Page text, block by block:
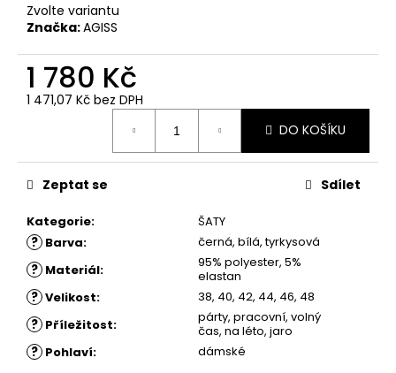
Zvolte variantu
Značka:AGISS
1 780 Kč
1 471,07 Kč bez DPH
DO KOŠÍKU
Kategorie: ŠATY
? Barva: černá, bílá, tyrkysová
? Materiál:
95% polyester, 5%
elastan
? Velikost: 38, 40, 42, 44, 46, 48
? Příležitost:
párty, pracovní, volný
čas, na léto, jaro
? Pohlaví: dámské
Zeptat se Sdílet
u
č
u
e
ANIKA
POUZDROVÉ
ŠATY
ČERNÉ
KRAJKOU
750